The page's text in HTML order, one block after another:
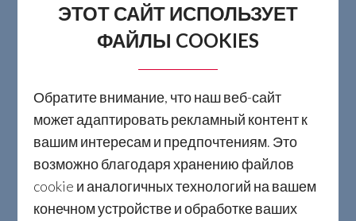
ЭТОТ САЙТ ИСПОЛЬЗУЕТ
ФАЙЛЫ COOKIES
Обратите внимание, что наш веб-сайт
может адаптировать рекламный контент к
вашим интересам и предпочтениям. Это
возможно благодаря хранению файлов
cookie и аналогичных технологий на вашем
конечном устройстве и обработке ваших
Забота об отношениях с
клиентами через постоянную
своевременные поставки.
Систематическое обучение
сотрудников для обеспечения
качества продукции и услуг и